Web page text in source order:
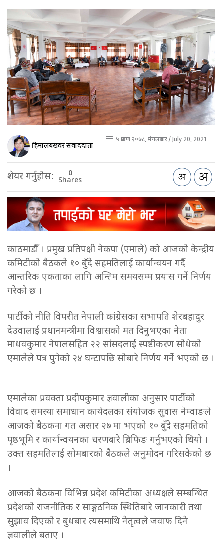
हिमालयखवर संवाददाता ५ श्रावण २०७८, मंगलबार / July 20, 2021
शेयर गर्नुहोस: 0
Shares
काठमाडौँ । प्रमुख प्रतिपक्षी नेकपा (एमाले) को आजको केन्द्रीय
कमिटीको बैठकले १० बुँदे सहमतिलाई कार्यान्वयन गर्दै
आन्तरिक एकताका लागि अन्तिम समयसम्म प्रयास गर्ने निर्णय
गरेको छ ।
पार्टीको नीति विपरीत नेपाली कांग्रेसका सभापति शेरबहादुर
देउवालाई प्रधानमन्त्रीमा विश्वासको मत दिनुभएका नेता
माधवकुमार नेपालसहित २२ सांसदलाई स्पष्टीकरण सोधेको
एमालेले पत्र पुगेको २४ घन्टापछि सोबारे निर्णय गर्ने भएको छ ।
एमालेका प्रवक्ता प्रदीपकुमार ज्ञवालीका अनुसार पार्टीको
विवाद समस्या समाधान कार्यदलका संयोजक सुवास नेम्वाङले
आजको बैठकमा गत असार २७ मा भएको १० बुँदे सहमतिको
पृष्ठभूमि र कार्यान्वयनका चरणबारे ब्रिफिङ गर्नुभएको थियो ।
उक्त सहमतिलाई सोमबारको बैठकले अनुमोदन गरिसकेको छ
।
आजको बैठकमा विभिन्न प्रदेश कमिटीका अध्यक्षले सम्बन्धित
प्रदेशको राजनीतिक र साङ्गठनिक स्थितिबारे जानकारी तथा
सुझाव दिएको र बुधबार त्यसमाथि नेतृत्वले जवाफ दिने
ज्ञवालीले बताए ।